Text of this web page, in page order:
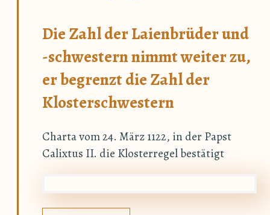
Die Zahl der Laienbrüder und
-schwestern nimmt weiter zu,
er begrenzt die Zahl der
Klosterschwestern
Charta vom 24. März 1122, in der Papst
Calixtus II. die Klosterregel bestätigt